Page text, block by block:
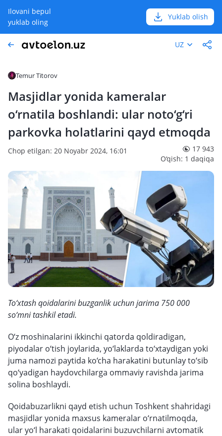
Ilovani bepul
yuklab oling
Yuklab olish
UZ
Temur Titorov
Masjidlar yonida kameralar
o‘rnatila boshlandi: ular noto‘g‘ri
parkovka holatlarini qayd etmoqda
Chop etilgan: 20 Noyabr 2024, 16:01
17 943
O‘qish: 1 daqiqa
To‘xtash qoidalarini buzganlik uchun jarima 750 000
so‘mni tashkil etadi.
O‘z moshinalarini ikkinchi qatorda qoldiradigan,
piyodalar o‘tish joylarida, yo‘laklarda to‘xtaydigan yoki
juma namozi paytida ko‘cha harakatini butunlay to‘sib
qo‘yadigan haydovchilarga ommaviy ravishda jarima
solina boshlaydi.
Qoidabuzarlikni qayd etish uchun Toshkent shahridagi
masjidlar yonida maxsus kameralar o‘rnatilmoqda,
ular yo‘l harakati qoidalarini buzuvchilarni avtomatik